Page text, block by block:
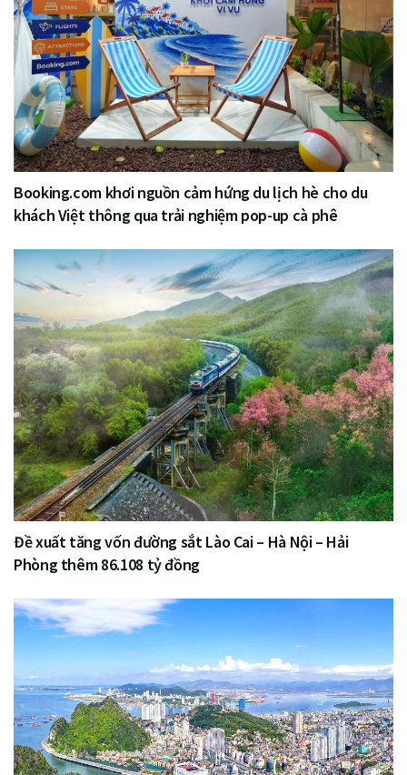
Booking.com khơi nguồn cảm hứng du lịch hè cho du
khách Việt thông qua trải nghiệm pop-up cà phê
Đề xuất tăng vốn đường sắt Lào Cai – Hà Nội – Hải
Phòng thêm 86.108 tỷ đồng